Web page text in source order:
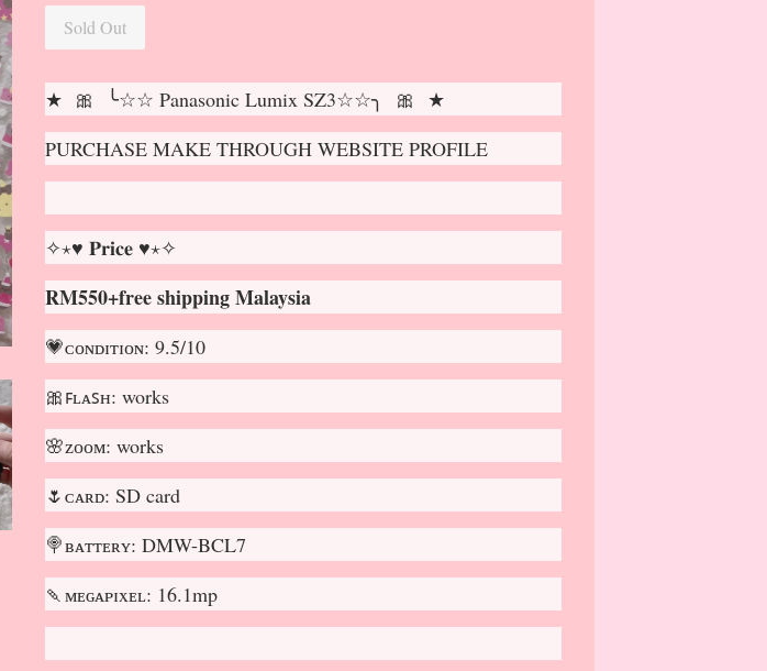
Sold Out
★ 🎀 ╰☆☆ Panasonic Lumix SZ3☆☆╮ 🎀 ★
PURCHASE MAKE THROUGH WEBSITE PROFILE
✧⋆♥ 𝐏𝐫𝐢𝐜𝐞 ♥⋆✧
RM550+free shipping Malaysia
💗ᴄᴏɴᴅɪᴛɪᴏɴ: 9.5/10
🎀ꜰʟᴀꜱʜ: works
🌸ᴢᴏᴏᴍ: works
🌷ᴄᴀʀᴅ: SD card
🍭ʙᴀᴛᴛᴇʀʏ: DMW-BCL7
🍡ᴍᴇɢᴀᴘɪxᴇʟ: 16.1mp